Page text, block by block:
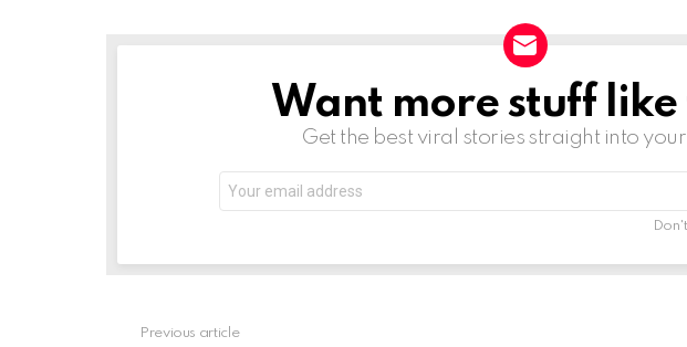
NEWSLETTERWant more stuff like
Get the best viral stories straight into
address:
Previous article